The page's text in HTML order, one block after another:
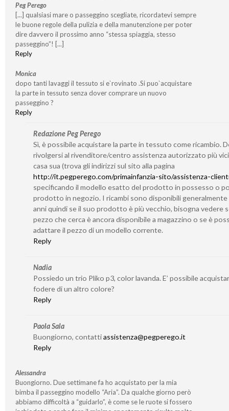
Peg Perego
[...] qualsiasi mare o passeggino scegliate, ricordatevi sempre
le buone regole della pulizia e della manutenzione per poter
dire davvero il prossimo anno “stessa spiaggia, stesso
passeggino”! [...]
Reply
Monica
dopo tanti lavaggi il tessuto si e`rovinato .Si puo`acquistare
la parte in tessuto senza dover comprare un nuovo
passeggino ?
Reply
Redazione Peg Perego
Sì, è possibile acquistare la parte in tessuto come ricambio.
rivolgersi al rivenditore/centro assistenza autorizzato più
casa sua (trova gli indirizzi sul sito alla pagina
http://it.pegperego.com/primainfanzia-sito/assistenza-
specificando il modello esatto del prodotto in possesso o
prodotto in negozio. I ricambi sono disponibili generalmente
anni quindi se il suo prodotto è più vecchio, bisogna vedere
pezzo che cerca è ancora disponibile a magazzino o se è
adattare il pezzo di un modello corrente.
Reply
Nadia
Possiedo un trio Pliko p3, color lavanda. E’ possibile
fodere di un altro colore?
Reply
Paola Sala
Buongiorno, contattiassistenza@pegperego.it
Reply
Alessandra
Buongiorno. Due settimane fa ho acquistato per la mia
bimba il passeggino modello “Aria”. Da qualche giorno però
abbiamo difficoltà a “guidarlo”, è come se le ruote si fossero